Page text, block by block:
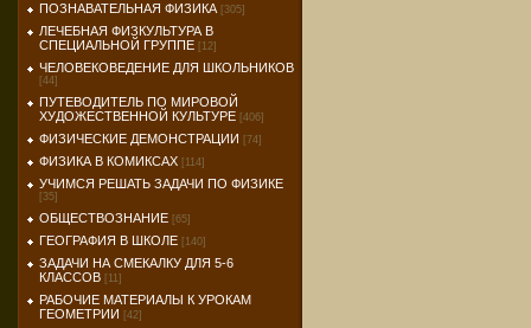
ПОЗНАВАТЕЛЬНАЯ ФИЗИКА [305]
ЛЕЧЕБНАЯ ФИЗКУЛЬТУРА В
СПЕЦИАЛЬНОЙ ГРУППЕ [12]
ЧЕЛОВЕКОВЕДЕНИЕ ДЛЯ ШКОЛЬНИКОВ
[44]
ПУТЕВОДИТЕЛЬ ПО МИРОВОЙ
ХУДОЖЕСТВЕННОЙ КУЛЬТУРЕ [406]
ФИЗИЧЕСКИЕ ДЕМОНСТРАЦИИ [74]
ФИЗИКА В КОМИКСАХ [114]
УЧИМСЯ РЕШАТЬ ЗАДАЧИ ПО ФИЗИКЕ
[35]
ОБЩЕСТВОЗНАНИЕ [65]
ГЕОГРАФИЯ В ШКОЛЕ [140]
ЗАДАЧИ НА СМЕКАЛКУ ДЛЯ 5-6
КЛАССОВ [11]
РАБОЧИЕ МАТЕРИАЛЫ К УРОКАМ
ГЕОМЕТРИИ [42]